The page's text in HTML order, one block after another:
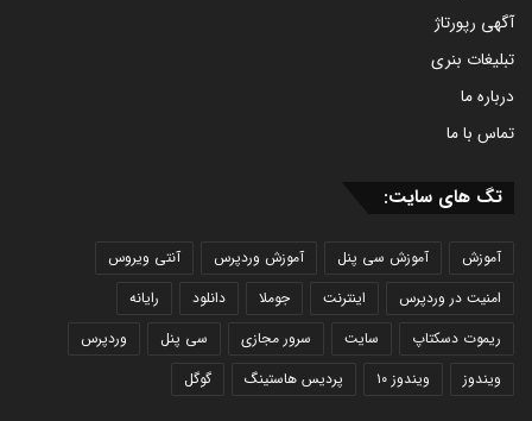
آگهی رپورتاژ
تبلیغات بنری
درباره ما
تماس با ما
تگ های سایت:
آموزش آموزش سی پنل آموزش وردپرس
آنتی ویروس
امنیت در وردپرس
اینترنت جوملا دانلود
رایانه
ریموت دسکتاپ
سایت سرور مجازی سی پنل
وردپرس
ویندوز
ویندوز ۱۰ پردیس هاستینگ گوگل